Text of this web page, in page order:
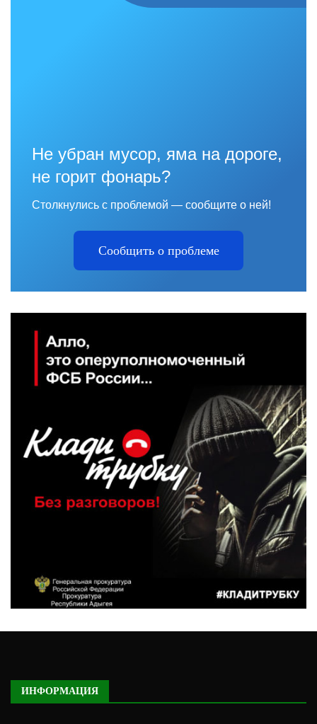
Не убран мусор, яма на дороге,
не горит фонарь?
Столкнулись с проблемой — сообщите о ней!
Сообщить о проблеме
ИНФОРМАЦИЯ